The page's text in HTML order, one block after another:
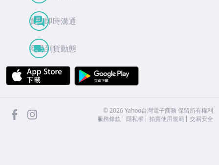
買賣即時溝通
商品到貨動態
APP Store
facebook ©2026 Yahoo台灣電子商務 保留所有權利
服務條款
隱私權 拍賣使用規範 交易安全